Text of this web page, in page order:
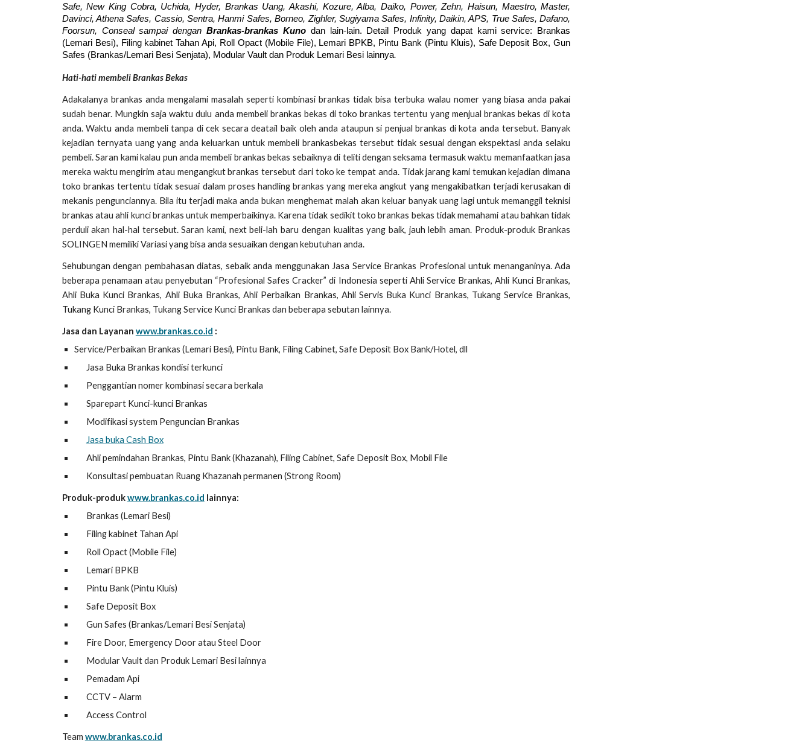
Safe, New King Cobra, Uchida, Hyder, Brankas Uang, Akashi, Kozure, Alba, Daiko, Power, Zehn, Haisun, Maestro, Master,
Davinci, Athena Safes, Cassio, Sentra, Hanmi Safes, Borneo, Zighler, Sugiyama Safes, Infinity, Daikin, APS, True Safes, Dafano,
Foorsun, Conseal sampai denganBrankas-brankas Kunodan lain-lain. Detail Produk yang dapat kami service: Brankas
(Lemari Besi), Filing kabinet Tahan Api, Roll Opact (Mobile File), Lemari BPKB, Pintu Bank (Pintu Kluis), Safe Deposit Box, Gun
Safes (Brankas/Lemari Besi Senjata), Modular Vault dan Produk Lemari Besi lainnya.
Hati-hati membeli Brankas Bekas
Adakalanya brankas anda mengalami masalah seperti kombinasi brankas tidak bisa terbuka walau nomer yang biasa anda pakai
sudah benar. Mungkin saja waktu dulu anda membeli brankas bekas di toko brankas tertentu yang menjual brankas bekas di kota
anda. Waktu anda membeli tanpa di cek secara deatail baik oleh anda ataupun si penjual brankas di kota anda tersebut. Banyak
kejadian ternyata uang yang anda keluarkan untuk membeli brankasbekas tersebut tidak sesuai dengan ekspektasi anda selaku
pembeli. Saran kami kalau pun anda membeli brankas bekas sebaiknya di teliti dengan seksama termasuk waktu memanfaatkan jasa
mereka waktu mengirim atau mengangkut brankas tersebut dari toko ke tempat anda. Tidak jarang kami temukan kejadian dimana
toko brankas tertentu tidak sesuai dalam proses handling brankas yang mereka angkut yang mengakibatkan terjadi kerusakan di
mekanis pengunciannya. Bila itu terjadi maka anda bukan menghemat malah akan keluar banyak uang lagi untuk memanggil teknisi
brankas atau ahli kunci brankas untuk memperbaikinya. Karena tidak sedikit toko brankas bekas tidak memahami atau bahkan tidak
perduli akan hal-hal tersebut. Saran kami, next beli-lah baru dengan kualitas yang baik, jauh lebih aman. Produk-produk Brankas
SOLINGEN memiliki Variasi yang bisa anda sesuaikan dengan kebutuhan anda.
Sehubungan dengan pembahasan diatas, sebaik anda menggunakan Jasa Service Brankas Profesional untuk menanganinya. Ada
beberapa penamaan atau penyebutan “Profesional Safes Cracker” di Indonesia seperti Ahli Service Brankas, Ahli Kunci Brankas,
Ahli Buka Kunci Brankas, Ahli Buka Brankas, Ahli Perbaikan Brankas, Ahli Servis Buka Kunci Brankas, Tukang Service Brankas,
Tukang Kunci Brankas, Tukang Service Kunci Brankas dan beberapa sebutan lainnya.
Jasa dan Layanan www.brankas.co.id :
Service/Perbaikan Brankas (Lemari Besi), Pintu Bank, Filing Cabinet, Safe Deposit Box Bank/Hotel, dll
Jasa Buka Brankas kondisi terkunci
Penggantian nomer kombinasi secara berkala
Sparepart Kunci-kunci Brankas
Modifikasi system Penguncian Brankas
Jasa buka Cash Box
Ahli pemindahan Brankas, Pintu Bank (Khazanah), Filing Cabinet, Safe Deposit Box, Mobil File
Konsultasi pembuatan Ruang Khazanah permanen (Strong Room)
Produk-produkwww.brankas.co.id lainnya:
Brankas (Lemari Besi)
Filing kabinet Tahan Api
Roll Opact (Mobile File)
Lemari BPKB
Pintu Bank (Pintu Kluis)
Safe Deposit Box
Gun Safes (Brankas/Lemari Besi Senjata)
Fire Door, Emergency Door atau Steel Door
Modular Vault dan Produk Lemari Besi lainnya
Pemadam Api
CCTV – Alarm
Access Control
Team www.brankas.co.id